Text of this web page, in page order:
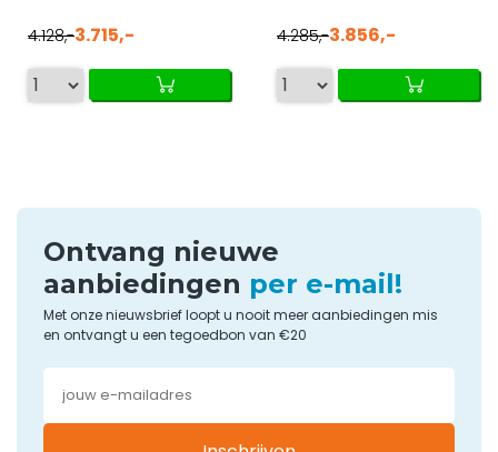
4.128,-3.715,- 4.285,-3.856,-
Ontvang nieuwe
aanbiedingen per e-mail!
Met onze nieuwsbrief loopt u nooit meer aanbiedingen mis
en ontvangt u een tegoedbon van €20